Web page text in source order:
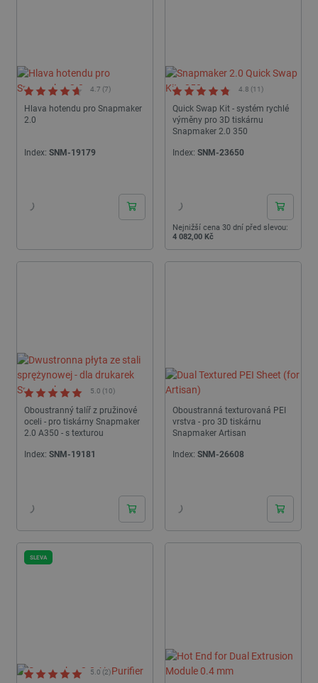
Hlava hotendu pro Snapmaker
2.0
4.7 (7)
Index: SNM-19179
Quick Swap Kit - systém rychlé
výměny pro 3D tiskárnu
Snapmaker 2.0 350
4.8 (11)
Index: SNM-23650
Nejnižší cena 30 dní před slevou:
4 082,00 Kč
Oboustranný talíř z pružinové
oceli - pro tiskárny Snapmaker
2.0 A350 - s texturou
5.0 (10)
Index: SNM-19181
Oboustranná texturovaná PEI
vrstva - pro 3D tiskárnu
Snapmaker Artisan
Index: SNM-26608
5.0 (2)
SLEVA